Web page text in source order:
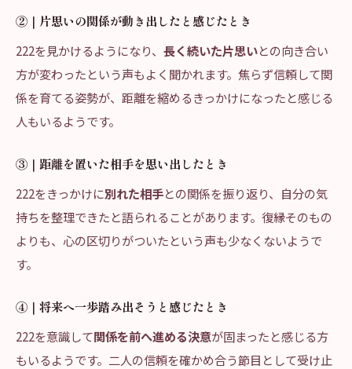
②｜片思いの関係が動き出したと感じたとき
222を見かけるようになり、 長く続いた片思いとの向き合い
方が変わったという声もよく聞かれます。焦らず信頼して関
係を育てる姿勢が、距離を縮めるきっかけになったと感じる
人もいるようです。
③｜距離を置いた相手を思い出したとき
222をきっかけに別れた相手との関係を振り返り、自分の気
持ちを整理できたと語られることがあります。復縁そのもの
よりも、心の区切りがついたという声も少なくないようで
す。
④｜将来へ一歩踏み出そうと感じたとき
222を意識して関係を前へ進める決意が固まったと感じる方
もいるようです。二人の信頼を確かめ合う節目として受け止